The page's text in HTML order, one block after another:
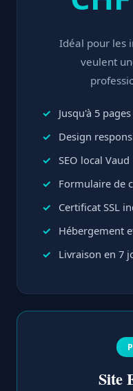
Idéal pour les
veulent
Jusqu'à 5
Design
SEO local Vaud
Formulaire de
Certificat SSL
Hébergement
Livraison en 7
Site